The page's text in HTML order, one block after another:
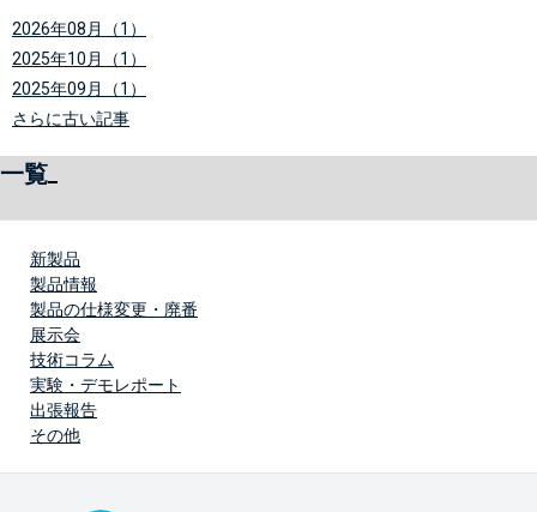
2026年08月（1）
2025年10月（1）
2025年09月（1）
さらに古い記事
一覧
新製品
製品情報
製品の仕様変更・廃番
展示会
技術コラム
実験・デモレポート
出張報告
その他